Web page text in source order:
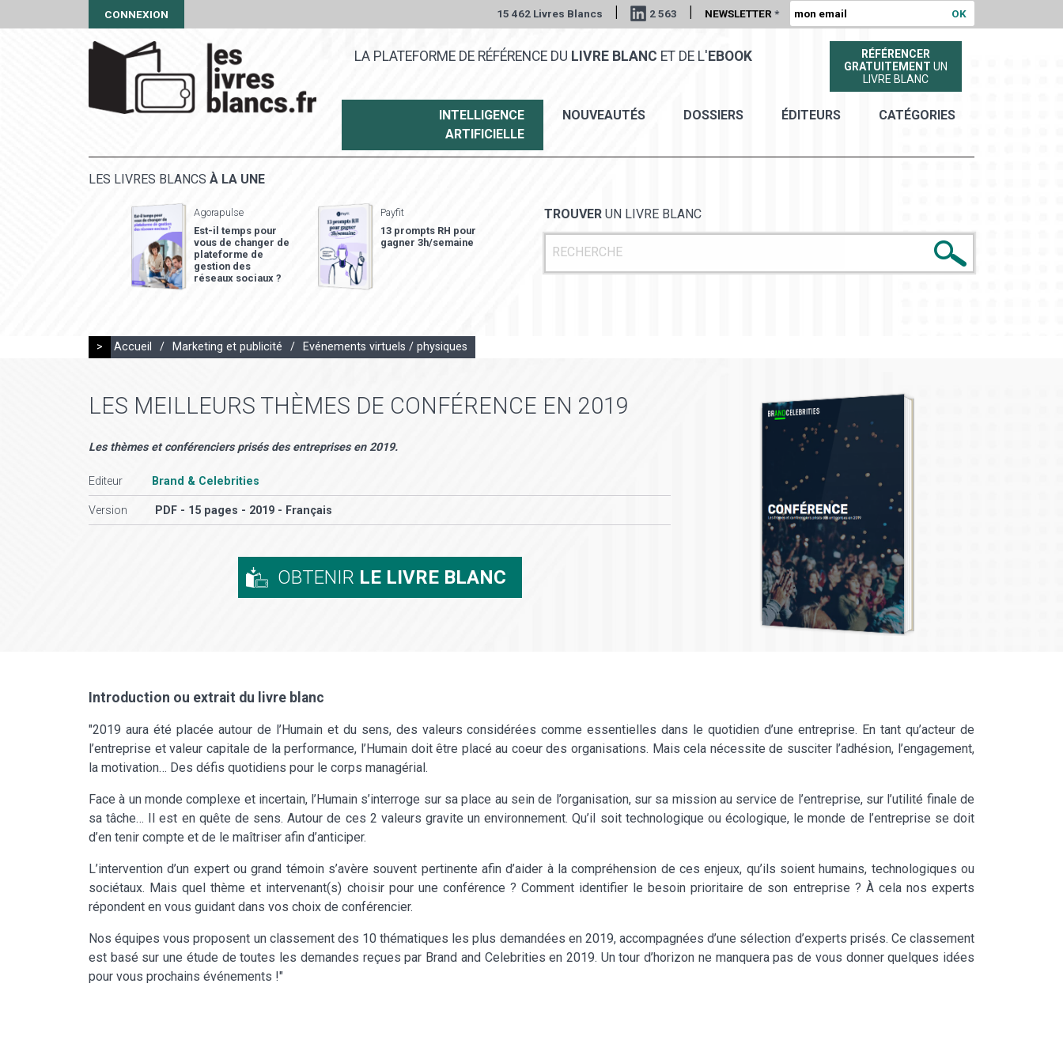
CONNEXION 15 462 Livres Blancs | 2 563 | NEWSLETTER *
LA PLATEFORME DE RÉFÉRENCE DU LIVRE BLANC ET DE L' EBOOK
RÉFÉRENCER
GRATUITEMENT UN
LIVRE BLANC
INTELLIGENCE
ARTIFICIELLE
NOUVEAUTÉS DOSSIERS ÉDITEURS CATÉGORIES
LES LIVRES BLANCS À LA UNE
Agorapulse
Est-il temps pour
vous de changer de
plateforme de
gestion des
réseaux sociaux ?
Payfit
13 prompts RH pour
gagner 3h/semaine
TROUVER UN LIVRE BLANC
> Accueil / Marketing et publicité / Evénements virtuels / physiques
LES MEILLEURS THÈMES DE CONFÉRENCE EN 2019
Les thèmes et conférenciers prisés des entreprises en 2019.
Editeur Brand & Celebrities
Version PDF - 15 pages - 2019 - Français
OBTENIR LE LIVRE BLANC
Introduction ou extrait du livre blanc
"2019 aura été placée autour de l’Humain et du sens, des valeurs considérées comme essentielles dans le quotidien d’une entreprise. En tant qu’acteur de
l’entreprise et valeur capitale de la performance, l’Humain doit être placé au coeur des organisations. Mais cela nécessite de susciter l’adhésion, l’engagement,
la motivation… Des défis quotidiens pour le corps managérial.
Face à un monde complexe et incertain, l’Humain s’interroge sur sa place au sein de l’organisation, sur sa mission au service de l’entreprise, sur l’utilité finale de
sa tâche… Il est en quête de sens. Autour de ces 2 valeurs gravite un environnement. Qu’il soit technologique ou écologique, le monde de l’entreprise se doit
d’en tenir compte et de le maîtriser afin d’anticiper.
L’intervention d’un expert ou grand témoin s’avère souvent pertinente afin d’aider à la compréhension de ces enjeux, qu’ils soient humains, technologiques ou
sociétaux. Mais quel thème et intervenant(s) choisir pour une conférence ? Comment identifier le besoin prioritaire de son entreprise ? À cela nos experts
répondent en vous guidant dans vos choix de conférencier.
Nos équipes vous proposent un classement des 10 thématiques les plus demandées en 2019, accompagnées d’une sélection d’experts prisés. Ce classement
est basé sur une étude de toutes les demandes reçues par Brand and Celebrities en 2019. Un tour d’horizon ne manquera pas de vous donner quelques idées
pour vous prochains événements !"